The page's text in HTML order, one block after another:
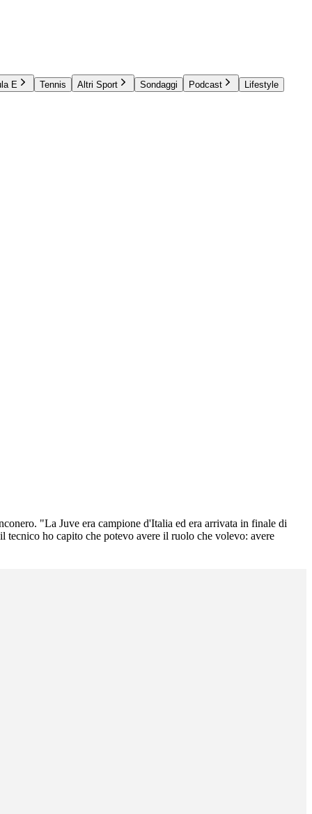
E Tennis Altri Sport Sondaggi Podcast Lifestyle
"La Juve era campione d'Italia ed era arrivata in finale di
tecnico ho capito che potevo avere il ruolo che volevo: avere